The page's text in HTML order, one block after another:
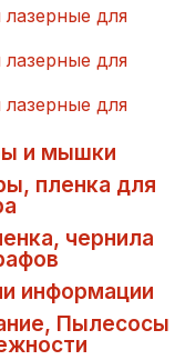
для
для
для
и мышки
пленка для
чернила
информации
Пылесосы